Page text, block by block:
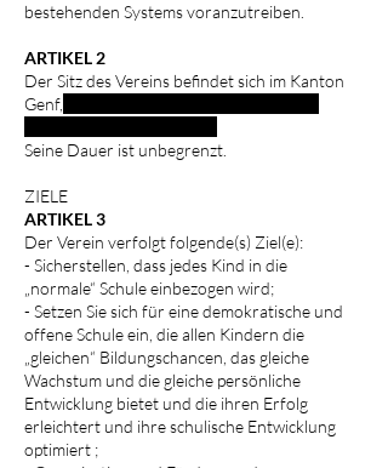
bestehenden Systems voranzutreiben.
ARTIKEL 2
Der Sitz des Vereins befindet sich im Kanton
Genf,
Seine Dauer ist unbegrenzt.
ZIELE
ARTIKEL 3
Der Verein verfolgt folgende(s) Ziel(e):
- Sicherstellen, dass jedes Kind in die
„normale“ Schule einbezogen wird;
- Setzen Sie sich für eine demokratische und
offene Schule ein, die allen Kindern die
„gleichen“ Bildungschancen, das gleiche
Wachstum und die gleiche persönliche
Entwicklung bietet und die ihren Erfolg
erleichtert und ihre schulische Entwicklung
optimiert ;